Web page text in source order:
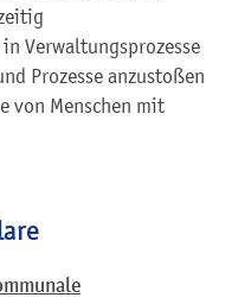
Verwaltungsprozesse
Prozesse anzustoßen
von Menschen mit